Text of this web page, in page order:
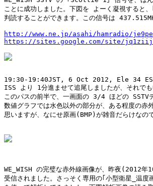
ことに成功しました。下図を よーく凝視する
判読することができます。この信号は
http://www.ne.jp/asahi/hamradio/
https://sites.google.com/site/
19:30-19:40JST, 6 Oct 2012, Ele 34 ES-
ISS より 1分進ませて追尾しましたが、それでも
このパスの前半で、一画面の 3/4 ほどの SSTV
数値グラフでは水色以外の部分が、ある程度の赤
思いますが、なにせ原画(BMP)が雑音だらけなの
WE_WISH の完璧な赤外線画像が、昨夜(2012年
受信されました。さっそく専用の｢小型衛星_